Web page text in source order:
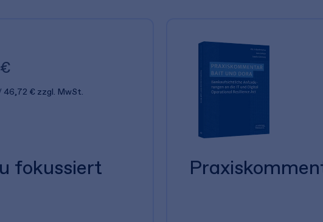
46,72 € zzgl. MwSt.
fokussiert